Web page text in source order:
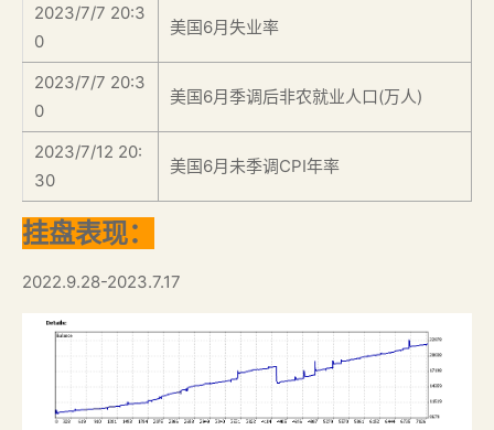
2023/7/7 20:3
0
美国6月失业率
2023/7/7 20:3
0
美国6月季调后非农就业人口(万人)
2023/7/12 20:
30
美国6月未季调CPI年率
挂盘表现：
2022.9.28-2023.7.17